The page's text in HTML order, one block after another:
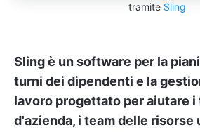
tramite Sling
Sling è un software per la
turni dei dipendenti e la
lavoro progettato per aiutare
d'azienda, i team delle risorse